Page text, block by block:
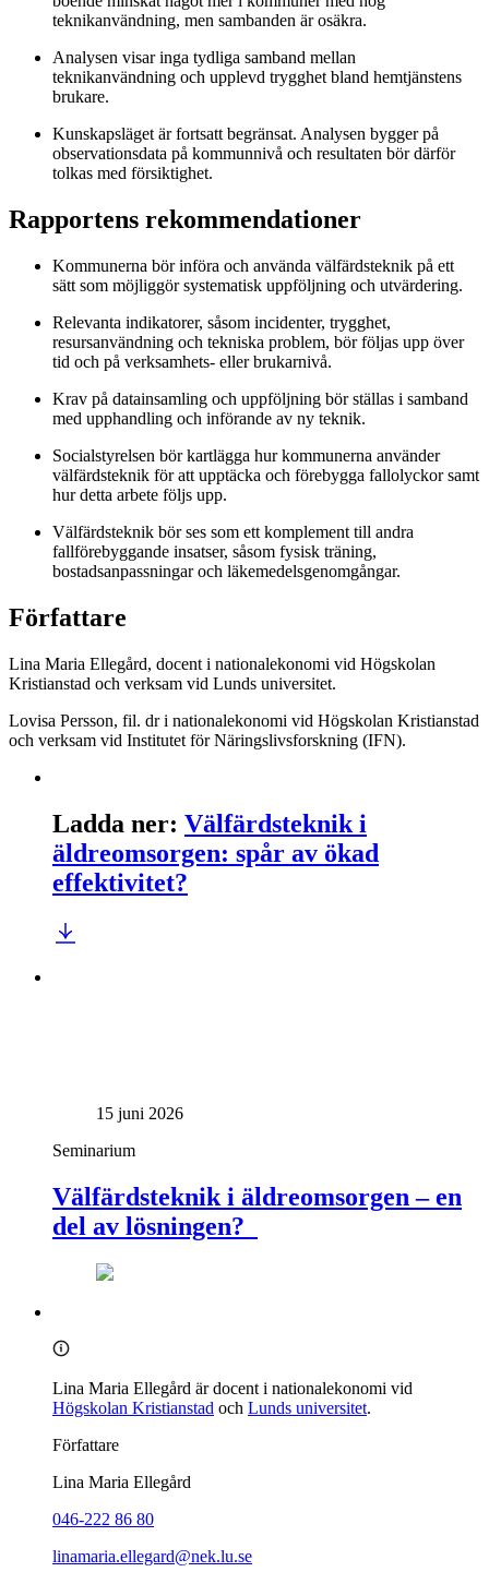
teknikanvändning, men sambanden är osäkra.
Analysen visar inga tydliga samband mellan
teknikanvändning och upplevd trygghet bland hemtjänstens
brukare.
Kunskapsläget är fortsatt begränsat. Analysen bygger på
observationsdata på kommunnivå och resultaten bör därför
tolkas med försiktighet.
Rapportens rekommendationer
Kommunerna bör införa och använda välfärdsteknik på ett
sätt som möjliggör systematisk uppföljning och utvärdering.
Relevanta indikatorer, såsom incidenter, trygghet,
resursanvändning och tekniska problem, bör följas upp över
tid och på verksamhets- eller brukarnivå.
Krav på datainsamling och uppföljning bör ställas i samband
med upphandling och införande av ny teknik.
Socialstyrelsen bör kartlägga hur kommunerna använder
välfärdsteknik för att upptäcka och förebygga fallolyckor samt
hur detta arbete följs upp.
Välfärdsteknik bör ses som ett komplement till andra
fallförebyggande insatser, såsom fysisk träning,
bostadsanpassningar och läkemedelsgenomgångar.
Författare
Lina Maria Ellegård, docent i nationalekonomi vid Högskolan
Kristianstad och verksam vid Lunds universitet.
Lovisa Persson, fil. dr i nationalekonomi vid Högskolan Kristianstad
och verksam vid Institutet för Näringslivsforskning (IFN).
Ladda ner: Välfärdsteknik i
äldreomsorgen: spår av ökad
effektivitet?
15 juni 2026
Seminarium
Välfärdsteknik i äldreomsorgen – en
del av lösningen?
Lina Maria Ellegård är docent i nationalekonomi vid
Högskolan Kristianstad och Lunds universitet.
Författare
Lina Maria Ellegård
046-222 86 80
linamaria.ellegard@nek.lu.se